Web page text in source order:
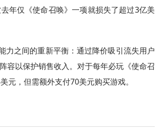
年仅《使命召唤》一项就损失了超过3亿美
力之间的重新平衡：通过降价吸引流失用户
容以保护销售收入。对于每年必玩《使命召
元，但需额外支付70美元购买游戏。